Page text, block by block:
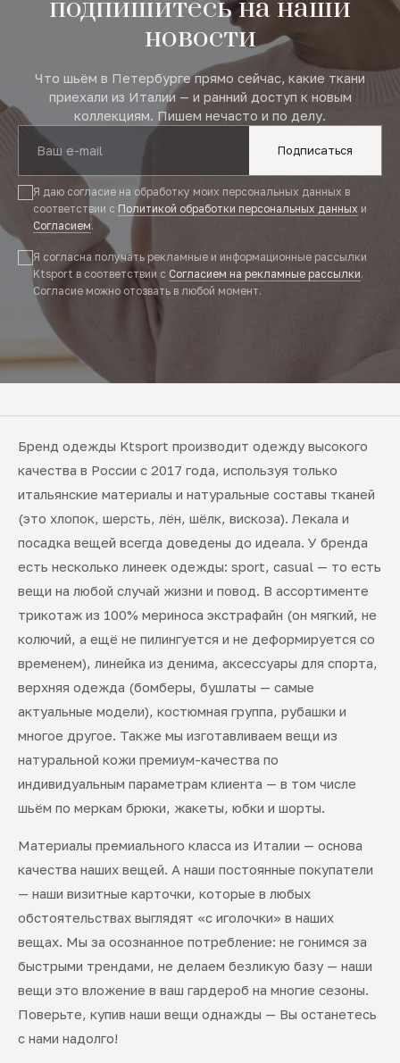
подпишитесь на наши
новости
Что шьём в Петербурге прямо сейчас, какие ткани
приехали из Италии — и ранний доступ к новым
коллекциям. Пишем нечасто и по делу.
Подписаться
Я даю согласие на обработку моих персональных данных в
соответствии с Политикой обработки персональных данных и
Согласием.
Я согласна получать рекламные и информационные рассылки
Ktsport в соответствии с Согласием на рекламные рассылки.
Согласие можно отозвать в любой момент.
Бренд одежды Ktsport производит одежду высокого
качества в России с 2017 года, используя только
итальянские материалы и натуральные составы тканей
(это хлопок, шерсть, лён, шёлк, вискоза). Лекала и
посадка вещей всегда доведены до идеала. У бренда
есть несколько линеек одежды: sport, casual — то есть
вещи на любой случай жизни и повод. В ассортименте
трикотаж из 100% мериноса экстрафайн (он мягкий, не
колючий, а ещё не пилингуется и не деформируется со
временем), линейка из денима, аксессуары для спорта,
верхняя одежда (бомберы, бушлаты — самые
актуальные модели), костюмная группа, рубашки и
многое другое. Также мы изготавливаем вещи из
натуральной кожи премиум-качества по
индивидуальным параметрам клиента — в том числе
шьём по меркам брюки, жакеты, юбки и шорты.
Материалы премиального класса из Италии — основа
качества наших вещей. А наши постоянные покупатели
— наши визитные карточки, которые в любых
обстоятельствах выглядят «с иголочки» в наших
вещах. Мы за осознанное потребление: не гонимся за
быстрыми трендами, не делаем безликую базу — наши
вещи это вложение в ваш гардероб на многие сезоны.
Поверьте, купив наши вещи однажды — Вы останетесь
с нами надолго!